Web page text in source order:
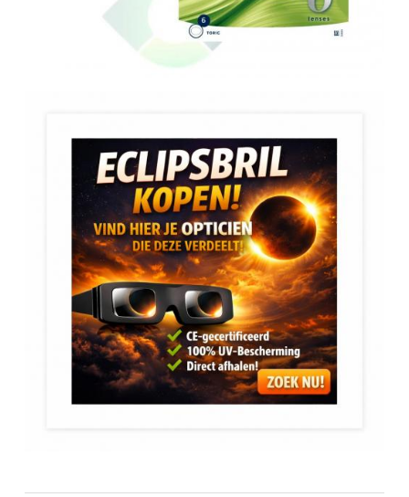
GUCCI eyewear
GUESS eyewear
HENRY JULLIEN